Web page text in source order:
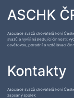
ASCHK
Asociace svazů chovatelů koní
svazů a vyvíjí následující činnosti:
osvětovou, poradní a vzdělávací
Kontakty
Asociace svazů chovatelů koní
zapsaný spolek